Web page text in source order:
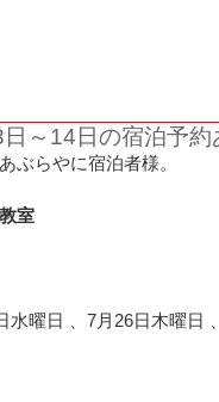
日～14日の宿泊予
ぶらやに宿泊者様。
室
水曜日 、7月26日木曜日